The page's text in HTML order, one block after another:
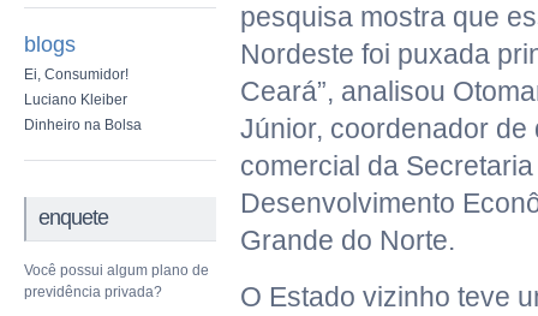
blogs
Ei, Consumidor!
Luciano Kleiber
Dinheiro na Bolsa
enquete
Você possui algum plano de
previdência privada?
pesquisa mostra que
Nordeste foi puxada
Ceará”, analisou
Júnior, coordenador de
comercial da
Desenvolvimento
Grande do Norte.
O Estado vizinho teve